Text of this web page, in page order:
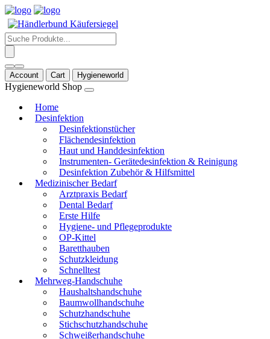
Products
search
Account Cart Hygieneworld
Hygieneworld Shop
Home
Desinfektion
Desinfektionstücher
Flächendesinfektion
Haut und Handdesinfektion
Instrumenten- Gerätedesinfektion & Reinigung
Desinfektion Zubehör & Hilfsmittel
Medizinischer Bedarf
Arztpraxis Bedarf
Dental Bedarf
Erste Hilfe
Hygiene- und Pflegeprodukte
OP-Kittel
Baretthauben
Schutzkleidung
Schnelltest
Mehrweg-Handschuhe
Haushaltshandschuhe
Baumwollhandschuhe
Schutzhandschuhe
Stichschutzhandschuhe
Schweißerhandschuhe